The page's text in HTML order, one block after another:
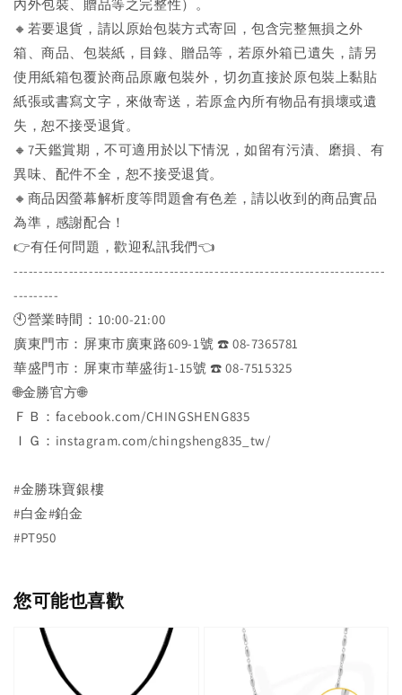
內外包裝、贈品等之完整性）。
🔸若要退貨，請以原始包裝方式寄回，包含完整無損之外
箱、商品、包裝紙，目錄、贈品等，若原外箱已遺失，請另
使用紙箱包覆於商品原廠包裝外，切勿直接於原包裝上黏貼
紙張或書寫文字，來做寄送，若原盒內所有物品有損壞或遺
失，恕不接受退貨。
🔸7天鑑賞期，不可適用於以下情況，如留有污漬、磨損、有
異味、配件不全，恕不接受退貨。
🔸商品因螢幕解析度等問題會有色差，請以收到的商品實品
為準，感謝配合！
👉️有任何問題，歡迎私訊我們👈️
--------------------------------------------------------------------------
---------
🕙營業時間：10:00-21:00
廣東門市：屏東市廣東路609-1號 ☎️ 08-7365781
華盛門市：屏東市華盛街1-15號 ☎️ 08-7515325
🌐金勝官方🌐
ＦＢ：facebook.com/CHINGSHENG835
ＩＧ：instagram.com/chingsheng835_tw/
#金勝珠寶銀樓
#白金#鉑金
#PT950
您可能也喜歡